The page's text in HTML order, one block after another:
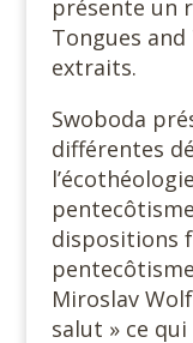
présente un
Tongues and
extraits.
Swoboda
différentes
dispositions
Miroslav
salut » ce